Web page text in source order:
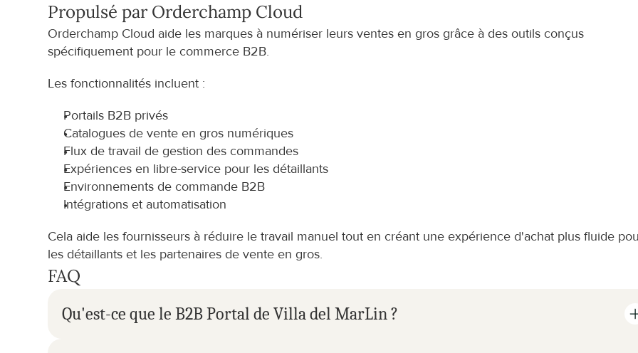
Propulsé par Orderchamp Cloud
Orderchamp Cloud aide les marques à numériser leurs ventes en gros grâce à des outils conçus
spécifiquement pour le commerce B2B.
Les fonctionnalités incluent :
Portails B2B privés
Catalogues de vente en gros numériques
Flux de travail de gestion des commandes
Expériences en libre-service pour les détaillants
Environnements de commande B2B
Intégrations et automatisation
Cela aide les fournisseurs à réduire le travail manuel tout en créant une expérience d'achat plus fluide
les détaillants et les partenaires de vente en gros.
FAQ
Qu'est-ce que le B2B Portal de Villa del MarLin ?